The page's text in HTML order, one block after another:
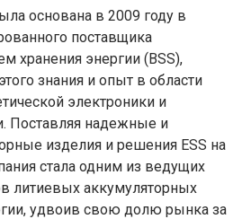
основана в 2009 году в
поставщика
хранения энергии (BSS),
знания и опыт в области
электроники и
Поставляя надежные и
изделия и решения ESS на
стала одним из ведущих
литиевых аккумуляторных
удвоив свою долю рынка за